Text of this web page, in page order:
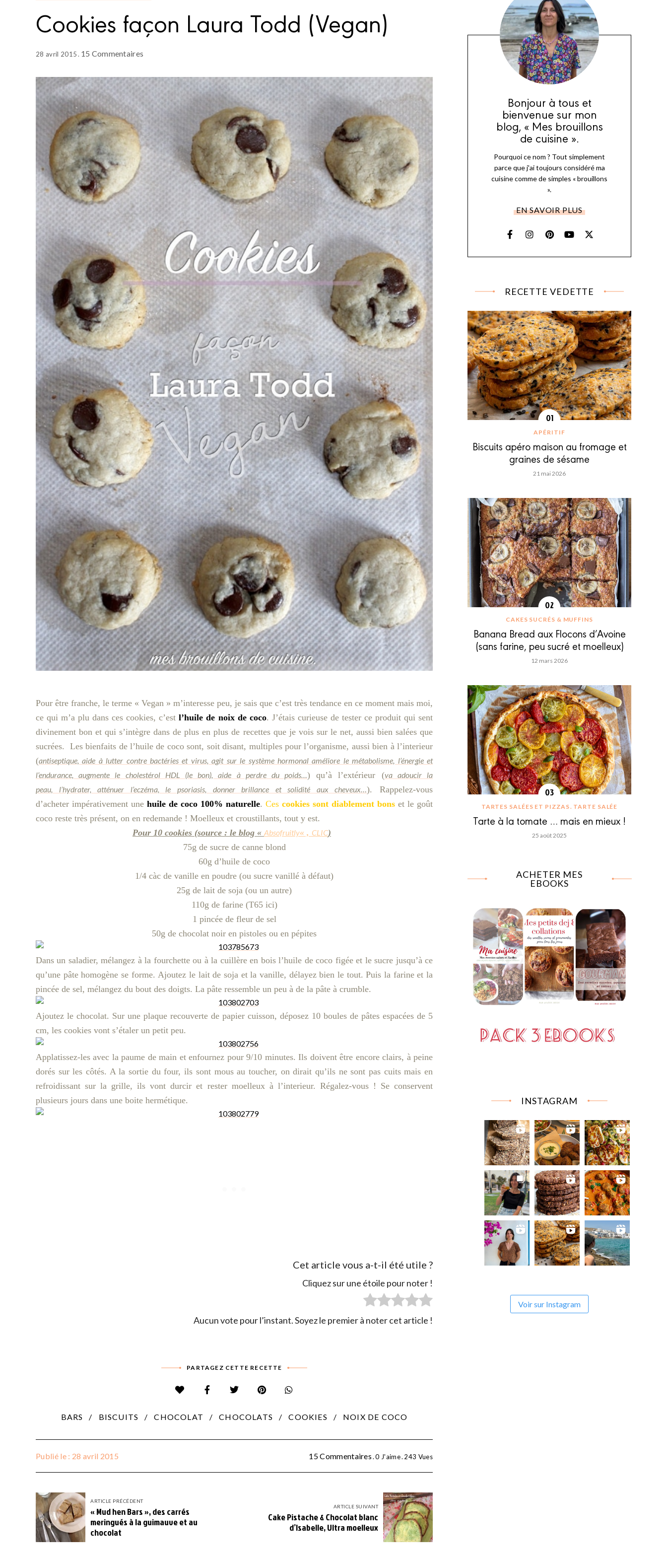
Cookies façon Laura Todd (Vegan)
28 avril 2015 15 Commentaires
Pour être franche, le terme « Vegan » m’interesse peu, je sais que c’est très tendance en ce moment mais moi,
ce qui m’a plu dans ces cookies, c’estl’huile de noix de coco. J’étais curieuse de tester ce produit qui sent
divinement bon et qui s’intègre dans de plus en plus de recettes que je vois sur le net, aussi bien salées que
sucrées. Les bienfaits de l’huile de coco sont, soit disant, multiples pour l’organisme, aussi bien à l’interieur
(antiseptique, aide à lutter contre bactéries et virus, agit sur le système hormonal améliore le métabolisme, l’énergie et
l’endurance, augmente le cholestérol HDL (le bon), aide à perdre du poids…) qu’à l’extérieur (va adoucir la
peau, l’hydrater, atténuer l’eczéma, le psoriasis, donner brillance et solidité aux cheveux…). Rappelez-vous
d’acheter impérativement une huile de coco 100% naturelle. Ces cookies sont diablement bons et le goût
coco reste très présent, on en redemande ! Moelleux et croustillants, tout y est.
Pour 10 cookies (source : le blog «Absofruitly« , CLIC)
75g de sucre de canne blond
60g d’huile de coco
1/4 càc de vanille en poudre (ou sucre vanillé à défaut)
25g de lait de soja (ou un autre)
110g de farine (T65 ici)
1 pincée de fleur de sel
50g de chocolat noir en pistoles ou en pépites
Dans un saladier, mélangez à la fourchette ou à la cuillère en bois l’huile de coco figée et le sucre jusqu’à ce
qu’une pâte homogène se forme. Ajoutez le lait de soja et la vanille, délayez bien le tout. Puis la farine et la
pincée de sel, mélangez du bout des doigts. La pâte ressemble un peu à de la pâte à crumble.
Ajoutez le chocolat. Sur une plaque recouverte de papier cuisson, déposez 10 boules de pâtes espacées de 5
cm, les cookies vont s’étaler un petit peu.
Applatissez-les avec la paume de main et enfournez pour 9/10 minutes. Ils doivent être encore clairs, à peine
dorés sur les côtés. A la sortie du four, ils sont mous au toucher, on dirait qu’ils ne sont pas cuits mais en
refroidissant sur la grille, ils vont durcir et rester moelleux à l’interieur. Régalez-vous ! Se conservent
plusieurs jours dans une boite hermétique.
Cet article vous a-t-il été utile ?
Cliquez sur une étoile pour noter !
Aucun vote pour l’instant. Soyez le premier à noter cet article !
PARTAGEZ CETTE RECETTE
BARS BISCUITS CHOCOLAT CHOCOLATS COOKIES NOIX DE COCO
Publié le : 28 avril 2015 15 Commentaires 0 J'aime 243 Vues
ARTICLE PRÉCÉDENT
« Mud hen Bars », des carrés
meringués à la guimauve et au
chocolat
ARTICLE SUIVANT
Cake Pistache & Chocolat blanc
d’Isabelle, Ultra moelleux
Bonjour à tous et
bienvenue sur mon
blog, « Mes brouillons
de cuisine ».
Pourquoi ce nom ? Tout simplement
parce que j'ai toujours considéré ma
cuisine comme de simples « brouillons
».
EN SAVOIR PLUS
RECETTE VEDETTE
APÉRITIF
Biscuits apéro maison au fromage et
graines de sésame
21 mai 2026
CAKES SUCRÉS & MUFFINS
Banana Bread aux Flocons d’Avoine
(sans farine, peu sucré et moelleux)
12 mars 2026
TARTES SALÉES ET PIZZAS TARTE SALÉE
Tarte à la tomate … mais en mieux !
25 août 2025
ACHETER MES
EBOOKS
INSTAGRAM
Voir sur Instagram